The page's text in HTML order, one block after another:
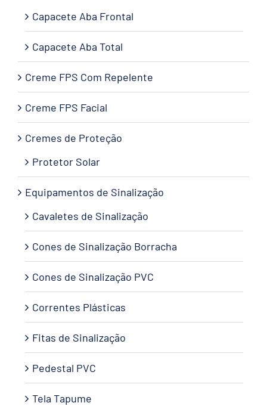
Capacete Aba Frontal
Capacete Aba Total
Creme FPS Com Repelente
Creme FPS Facial
Cremes de Proteção
Protetor Solar
Equipamentos de Sinalização
Cavaletes de Sinalização
Cones de Sinalização Borracha
Cones de Sinalização PVC
Correntes Plásticas
Fitas de Sinalização
Pedestal PVC
Tela Tapume